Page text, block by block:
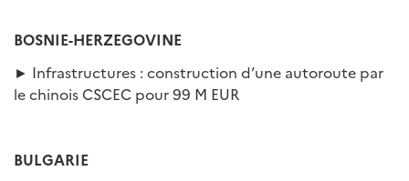
BOSNIE-HERZEGOVINE
► Infrastructures : construction d’une autoroute par
le chinois CSCEC pour 99 M EUR
BULGARIE